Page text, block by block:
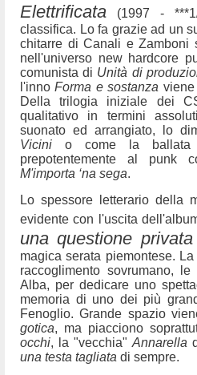
Elettrificata (1997 -
classifica. Lo fa grazie ad un
chitarre di Canali e Zamboni
nell'universo new hardcore
comunista di Unità di
l'innoForma e sostanza
Della trilogia iniziale dei
qualitativo in termini
suonato ed arrangiato, lo
Vicini o come la
prepotentemente al punk
M'importa ‘na sega.
Lo spessore letterario della
evidente con l'uscita
una questione privata
magica serata piemontese.
raccoglimento sovrumano,
Alba, per dedicare uno
memoria di uno dei più
Fenoglio. Grande spazio
gotica, ma piacciono
occhi, la "vecchia" Annarella
una testa tagliata di sempre.